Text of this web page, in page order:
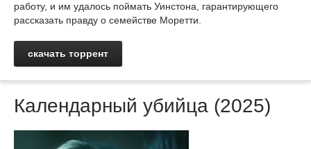
работу, и им удалось поймать Уинстона, гарантирующего
рассказать правду о семействе Моретти.
скачать торрент
Календарный убийца (2025)